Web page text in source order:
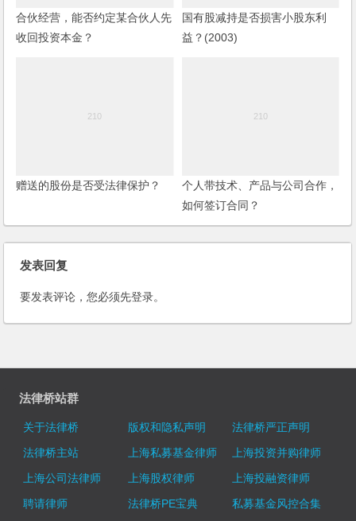
合伙经营，能否约定某合伙人先
收回投资本金？
国有股减持是否损害小股东利
益？(2003)
赠送的股份是否受法律保护？
个人带技术、产品与公司合作，
如何签订合同？
发表回复
要发表评论，您必须先登录。
法律桥站群
关于法律桥 版权和隐私声明
法律桥严正声明
法律桥主站
上海私募基金律师
上海投资并购律师
上海公司法律师
上海股权律师
上海投融资律师
聘请律师
法律桥PE宝典
私募基金风控合集